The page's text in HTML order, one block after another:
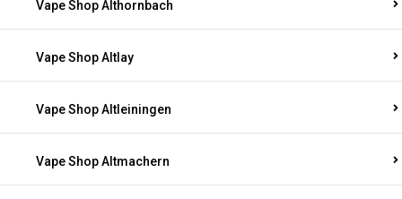
Vape Shop Althornbach
Vape Shop Altlay
Vape Shop Altleiningen
Vape Shop Altmachern